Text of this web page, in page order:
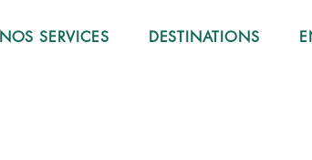
NOS SERVICES DESTINATIONS